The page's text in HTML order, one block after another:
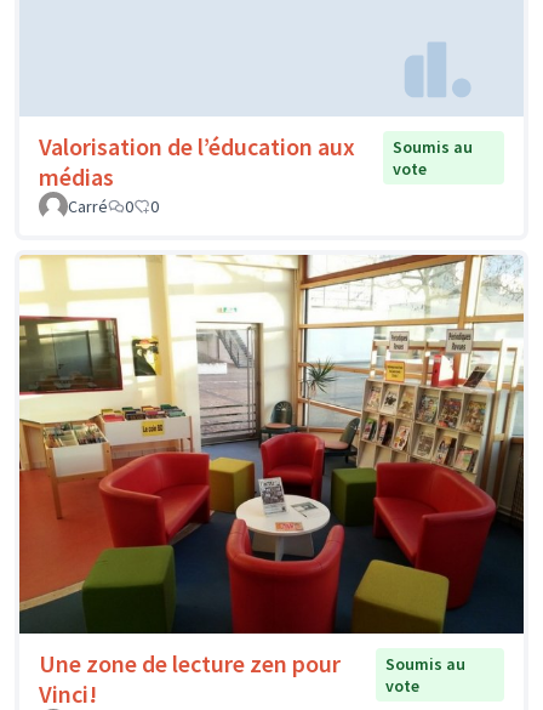
Valorisation de l’éducation aux
médias
Soumis au
vote
Carré
0 0
Une zone de lecture zen pour
Vinci!
Soumis au
vote